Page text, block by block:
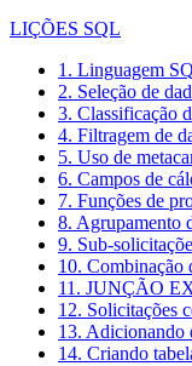
LIÇÕES SQL
1. Linguagem
2. Seleção de
3. Classificação
4. Filtragem de
5. Uso de
6. Campos de
7. Funções de
8. Agrupamento
9. Sub-
10.
11. JUNÇÃO
12. Solicitações
13.
14. Criando